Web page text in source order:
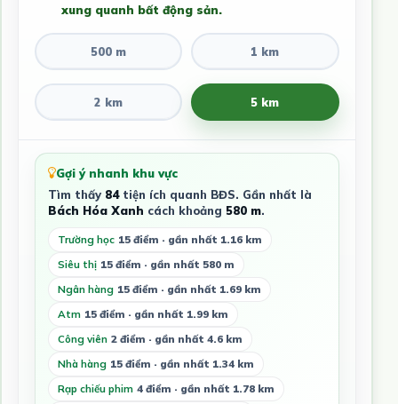
xung quanh bất động sản.
500 m 1 km
2 km 5 km
Gợi ý nhanh khu vực
Tìm thấy 84tiện ích quanh BĐS. Gần nhất là
Bách Hóa Xanh cách khoảng 580 m.
Trường học 15 điểm · gần nhất 1.16 km
Siêu thị 15 điểm · gần nhất 580 m
Ngân hàng 15 điểm · gần nhất 1.69 km
Atm 15 điểm · gần nhất 1.99 km
Công viên 2 điểm · gần nhất 4.6 km
Nhà hàng 15 điểm · gần nhất 1.34 km
Rạp chiếu phim 4 điểm · gần nhất 1.78 km